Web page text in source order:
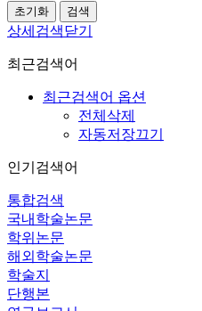
상세검색닫기
최근검색어
최근검색어 옵션
전체삭제
자동저장끄기
인기검색어
통합검색
국내학술논문
학위논문
해외학술논문
학술지
단행본